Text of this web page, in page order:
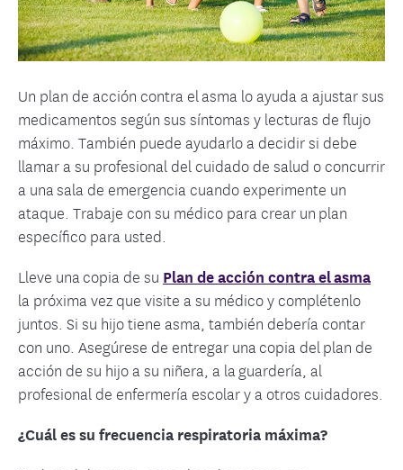
Un plan de acción contra el asma lo ayuda a ajustar sus
medicamentos según sus síntomas y lecturas de flujo
máximo. También puede ayudarlo a decidir si debe
llamar a su profesional del cuidado de salud o concurrir
a una sala de emergencia cuando experimente un
ataque. Trabaje con su médico para crear un plan
específico para usted.
Lleve una copia de su Plan de acción contra el asma
la próxima vez que visite a su médico y complétenlo
juntos. Si su hijo tiene asma, también debería contar
con uno. Asegúrese de entregar una copia del plan de
acción de su hijo a su niñera, a la guardería, al
profesional de enfermería escolar y a otros cuidadores.
¿Cuál es su frecuencia respiratoria máxima?